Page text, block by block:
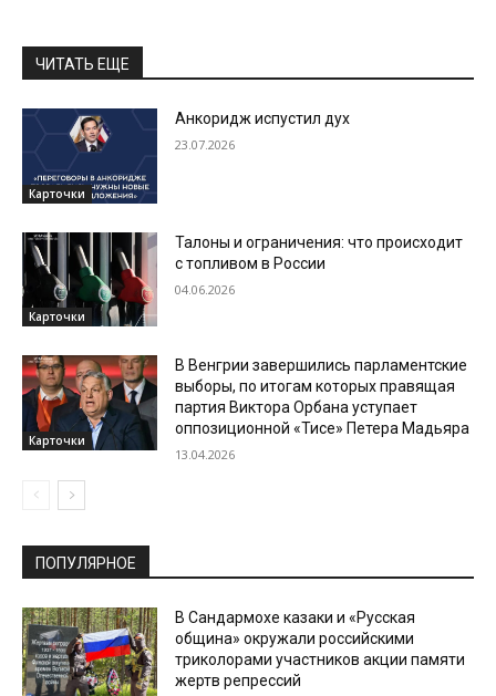
ЧИТАТЬ ЕЩЕ
Карточки
Анкоридж испустил дух
23.07.2026
Карточки
Талоны и ограничения: что происходит
с топливом в России
04.06.2026
Карточки
В Венгрии завершились парламентские
выборы, по итогам которых правящая
партия Виктора Орбана уступает
оппозиционной «Тисе» Петера Мадьяра
13.04.2026
ПОПУЛЯРНОЕ
В Сандармохе казаки и «Русская
община» окружали российскими
триколорами участников акции памяти
жертв репрессий